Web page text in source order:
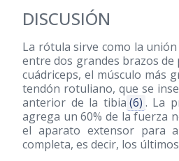
DISCUSIÓN
La rótula sirve como la
entre dos grandes brazos de
cuádriceps, el músculo más
tendón rotuliano, que se
anterior de la tibia (6) . La
agrega un 60% de la fuerza
el aparato extensor para
completa, es decir, los últimos